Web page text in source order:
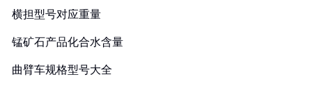
横担型号对应重量
锰矿石产品化合水含量
曲臂车规格型号大全